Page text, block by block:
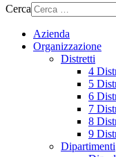
Cerca
Azienda
Organizzazione
Distretti
4
5
6
7
8
9
Dipartimenti